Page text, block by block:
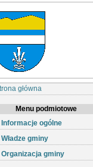
główna
Menu podmiotowe
Informacje ogólne
Władze gminy
Organizacja gminy